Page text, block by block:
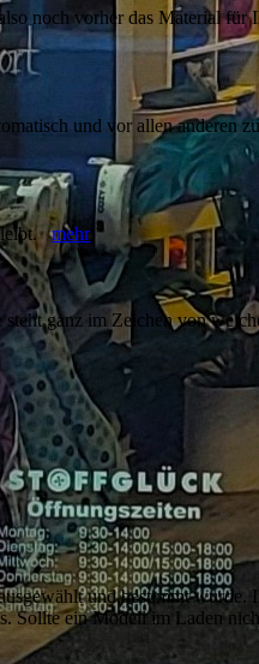
noch vorher das Material für
und vor allen anderen
bleibt.mehr
ganz im Zeichen von
und bestimmt wurde.
Sollte ein Modell im Laden